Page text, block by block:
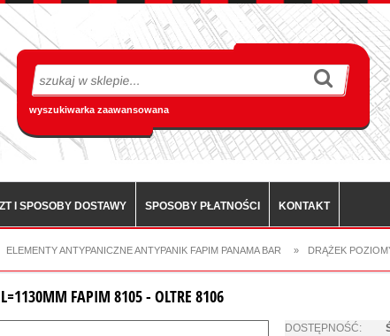
wyszukiwarka zaawansowana
I SPOSOBY DOSTAWY SPOSOBY PŁATNOŚCI KONTAKT
ELEMENTY ANTYPANICZNE ANTYPANIK FAPIM PANAMA BAR » DRĄŻEK
FAPIM 8105 - OLTRE 8106
DOSTĘPNOŚĆ: